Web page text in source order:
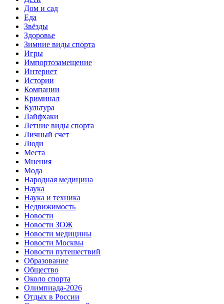
Дом и сад
Еда
Звёзды
Здоровье
Зимние виды спорта
Игры
Импортозамещение
Интернет
Истории
Компании
Криминал
Культура
Лайфхаки
Летние виды спорта
Личный счет
Люди
Места
Мнения
Мода
Народная медицина
Наука
Наука и техника
Недвижимость
Новости
Новости ЗОЖ
Новости медицины
Новости Москвы
Новости путешествий
Образование
Общество
Около спорта
Олимпиада-2026
Отдых в России